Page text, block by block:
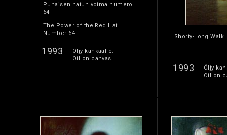
Punaisen hatun voima numero
64
The Power of the Red Hat
Number 64
1993
Öljy kankaalle.
Oil on canvas.
Shorty-Long Walk
1993
Öljy
Oil on